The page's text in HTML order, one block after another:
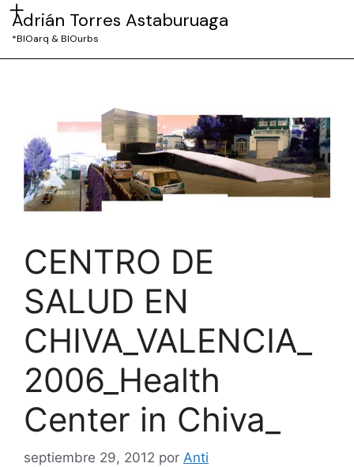
Adrián Torres Astaburuaga
*BIOarq & BIOurbs
CENTRO DE
SALUD EN
CHIVA_VALENCIA_
2006_Health
Center in Chiva_
septiembre 29, 2012 por Anti